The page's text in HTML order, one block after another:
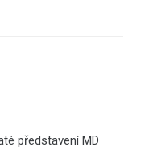
představení MD